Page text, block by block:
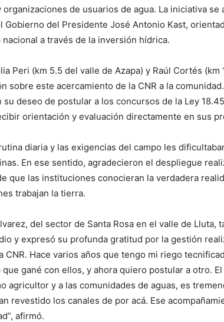
de usuarios de agua. La iniciativa se
Gobierno del Presidente José Antonio Kast,
a través de la inversión hídrica.
Peri (km 5.5 del valle de Azapa) y Raúl Cortés (km
sobre este acercamiento de la CNR a la
deseo de postular a los concursos de la Ley
orientación y evaluación directamente en sus
diaria y las exigencias del campo les
En ese sentido, agradecieron el despliegue
que las instituciones conocieran la verdadera
trabajan la tierra.
del sector de Santa Rosa en el valle de Lluta,
y expresó su profunda gratitud por la gestión
CNR. Hace varios años que tengo mi riego
gané con ellos, y ahora quiero postular a otro.
agricultor y a las comunidades de aguas, es
revestido los canales de por acá. Ese
afirmó.